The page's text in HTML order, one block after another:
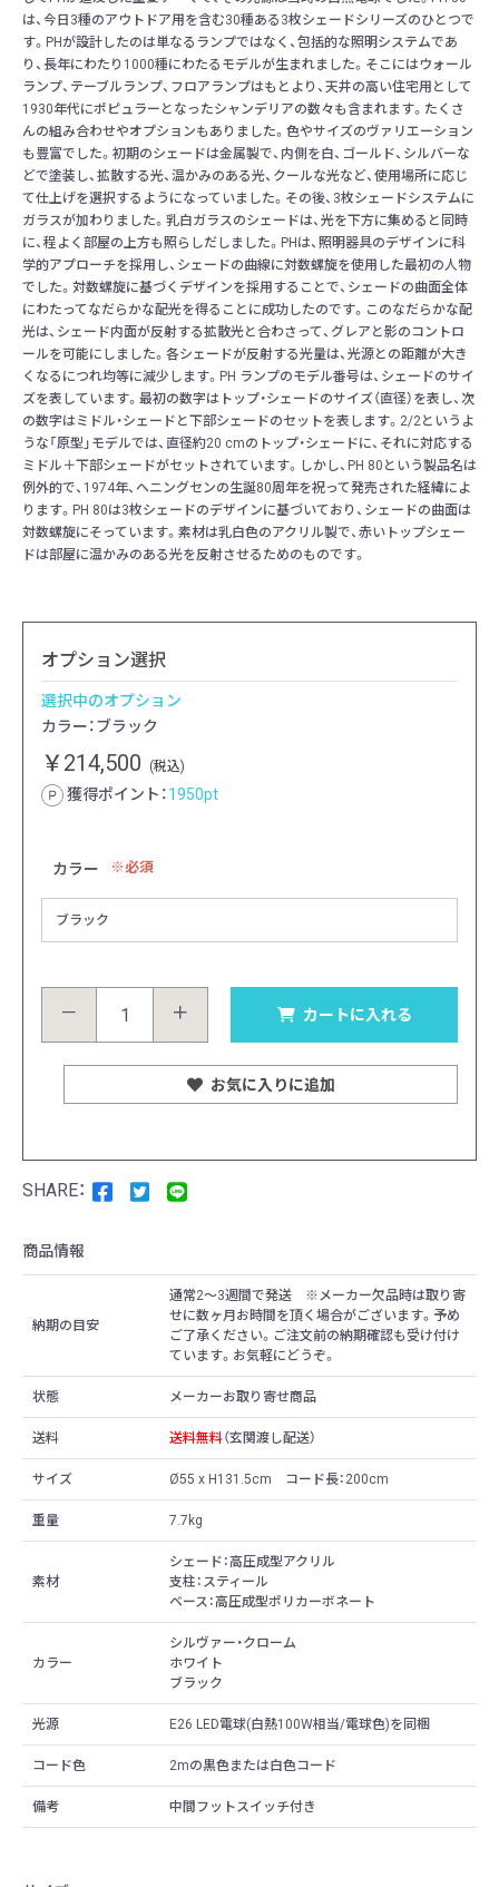
は、今日3種のアウトドア用を含む30種ある3枚シェードシリーズのひとつで
す。PHが設計したのは単なるランプではなく、包括的な照明システムであ
り、長年にわたり1000種にわたるモデルが生まれました。そこにはウォール
ランプ、テーブルランプ、フロアランプはもとより、天井の高い住宅用として
1930年代にポピュラーとなったシャンデリアの数々も含まれます。たくさ
んの組み合わせやオプションもありました。色やサイズのヴァリエーション
も豊富でした。初期のシェードは金属製で、内側を白、ゴールド、シルバーな
どで塗装し、拡散する光、温かみのある光、クールな光など、使用場所に応じ
て仕上げを選択するようになっていました。その後、3枚シェードシステムに
ガラスが加わりました。乳白ガラスのシェードは、光を下方に集めると同時
に、程よく部屋の上方も照らしだしました。PHは、照明器具のデザインに科
学的アプローチを採用し、シェードの曲線に対数螺旋を使用した最初の人物
でした。対数螺旋に基づくデザインを採用することで、シェードの曲面全体
にわたってなだらかな配光を得ることに成功したのです。このなだらかな配
光は、シェード内面が反射する拡散光と合わさって、グレアと影のコントロ
ールを可能にしました。各シェードが反射する光量は、光源との距離が大き
くなるにつれ均等に減少します。PH ランプのモデル番号は、シェードのサイ
ズを表しています。最初の数字はトップ・シェードのサイズ（直径）を表し、次
の数字はミドル・シェードと下部シェードのセットを表します。2/2というよ
うな「原型」モデルでは、直径約20 cmのトップ・シェードに、それに対応する
ミドル＋下部シェードがセットされています。しかし、PH 80という製品名は
例外的で、1974年、ヘニングセンの生誕80周年を祝って発売された経緯によ
ります。PH 80は3枚シェードのデザインに基づいており、シェードの曲面は
対数螺旋にそっています。素材は乳白色のアクリル製で、赤いトップシェー
ドは部屋に温かみのある光を反射させるためのものです。
オプション選択
選択中のオプション
カラー：ブラック
￥214,500 (税込)
獲得ポイント：1950pt
カラー 必須
－ ＋ カートに入れる
お気に入りに追加
商品情報
納期の目安
通常2〜3週間で発送 ※メーカー欠品時は取り寄
せに数ヶ月お時間を頂く場合がございます。予め
ご了承ください。ご注文前の納期確認も受け付け
ています。お気軽にどうぞ。
状態 メーカーお取り寄せ商品
送料 送料無料（玄関渡し配送）
サイズ Ø55 x H131.5cm コード長：200cm
重量 7.7kg
素材
シェード：高圧成型アクリル
支柱：スティール
ベース：高圧成型ポリカーボネート
カラー
シルヴァー・クローム
ホワイト
ブラック
光源 E26 LED電球(白熱100W相当/電球色)を同梱
コード色 2mの黒色または白色コード
備考 中間フットスイッチ付き